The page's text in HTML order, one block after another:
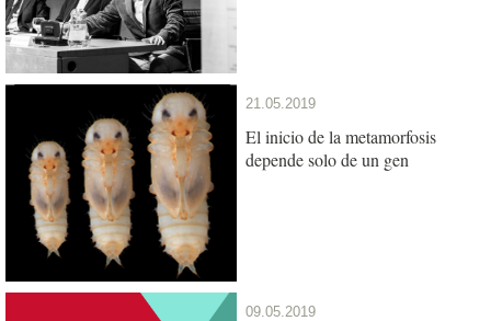
21.05.2019
El inicio de la metamorfosis
depende solo de un gen
09.05.2019